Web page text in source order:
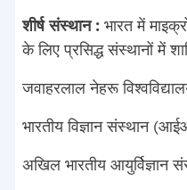
शीर्ष संस्थान : भारत में
के लिए प्रसिद्ध संस्थानों में
जवाहरलाल नेहरू
भारतीय विज्ञान संस्थान
अखिल भारतीय आयुर्विज्ञान